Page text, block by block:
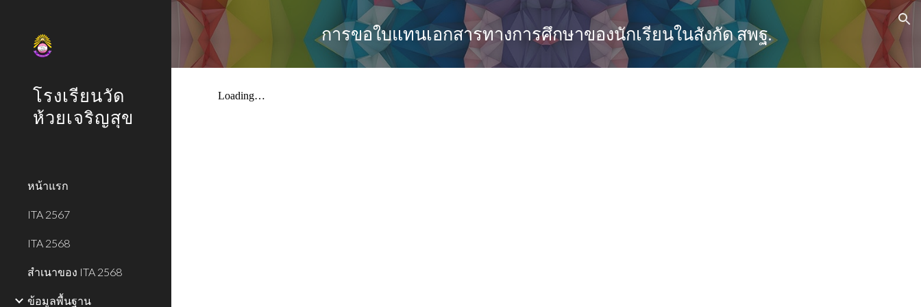
Skip to main content Skip to navigation
โรงเรียนวัด
ห้วยเจริญสุข
หน้าแรก
ITA 2567
ITA 2568
สำเนาของ ITA 2568
ข้อมูลพื้นฐาน
การขอใบแทนเอกสารทางการศึกษาของนักเรียนในสังกัด สพฐ.